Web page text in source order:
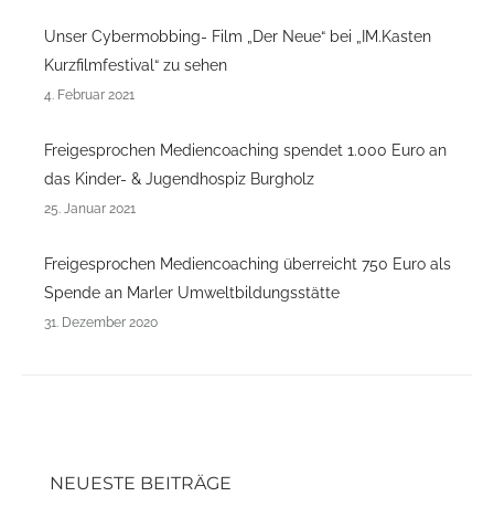
Unser Cybermobbing- Film „Der Neue“ bei „IM.Kasten
Kurzfilmfestival“ zu sehen
4. Februar 2021
Freigesprochen Mediencoaching spendet 1.000 Euro an
das Kinder- & Jugendhospiz Burgholz
25. Januar 2021
Freigesprochen Mediencoaching überreicht 750 Euro als
Spende an Marler Umweltbildungsstätte
31. Dezember 2020
NEUESTE BEITRÄGE